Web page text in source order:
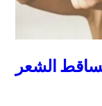
الشعر